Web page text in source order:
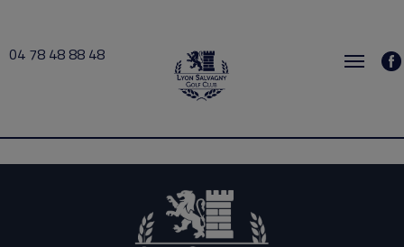
04 78 48 88 48
busy 2026-07-28 08:00 → 2026-07-28 08:30